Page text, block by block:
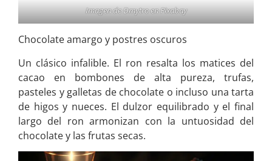
Imagen deDmytroenPixabay
Chocolate amargo y postres oscuros
Un clásico infalible. El ron resalta los matices del
cacao en bombones de alta pureza, trufas,
pasteles y galletas de chocolate o incluso una tarta
de higos y nueces. El dulzor equilibrado y el final
largo del ron armonizan con la untuosidad del
chocolate y las frutas secas.